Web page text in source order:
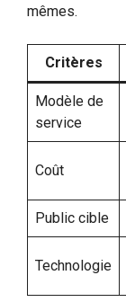
mêmes.
Critères
Modèle de
service
Coût
Public cible
Technologie